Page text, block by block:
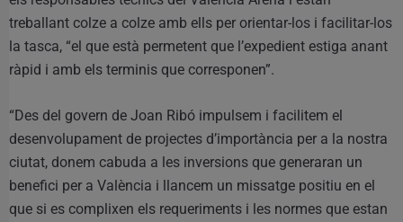
treballant colze a colze amb ells per orientar-los i facilitar-los
la tasca, “el que està permetent que l’expedient estiga anant
ràpid i amb els terminis que corresponen”.
“Des del govern de Joan Ribó impulsem i facilitem el
desenvolupament de projectes d’importància per a la nostra
ciutat, donem cabuda a les inversions que generaran un
benefici per a València i llancem un missatge positiu en el
que si es complixen els requeriments i les normes que estan